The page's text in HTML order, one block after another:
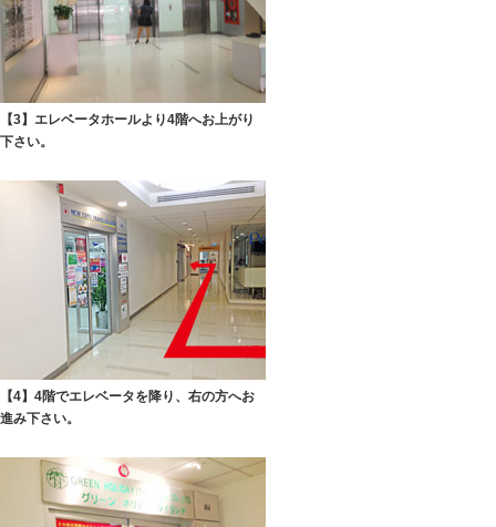
【3】エレベータホールより4階へお上がり
下さい。
【4】4階でエレベータを降り、右の方へお
進み下さい。